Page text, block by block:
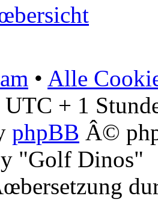
• Alle
+ 1
phpBB Â©
"Golf Dinos"